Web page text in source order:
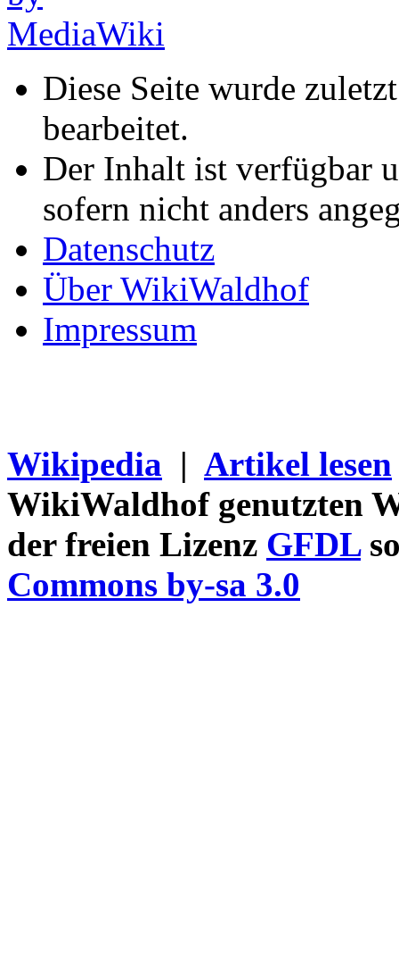
Diese Seite wurde
bearbeitet.
Der Inhalt ist verfügbar
sofern nicht anders
Datenschutz
Über WikiWaldhof
Impressum
Wikipedia | Artikel lesen
WikiWaldhof genutzten
der freien Lizenz GFDL
Commons by-sa 3.0